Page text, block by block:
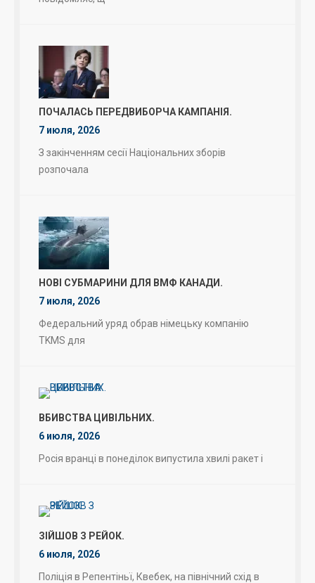
ПОЧАЛАСЬ ПЕРЕДВИБОРЧА КАМПАНІЯ.
7 июля, 2026
З закінченням сесії Національних зборів
розпочала
НОВІ СУБМАРИНИ ДЛЯ ВМФ КАНАДИ.
7 июля, 2026
Федеральний уряд обрав німецьку компанію
TKMS для
ВБИВСТВА ЦИВІЛЬНИХ.
6 июля, 2026
Росія вранці в понеділок випустила хвилі ракет і
ЗІЙШОВ З РЕЙОК.
6 июля, 2026
Поліція в Репентіньї, Квебек, на північний схід в